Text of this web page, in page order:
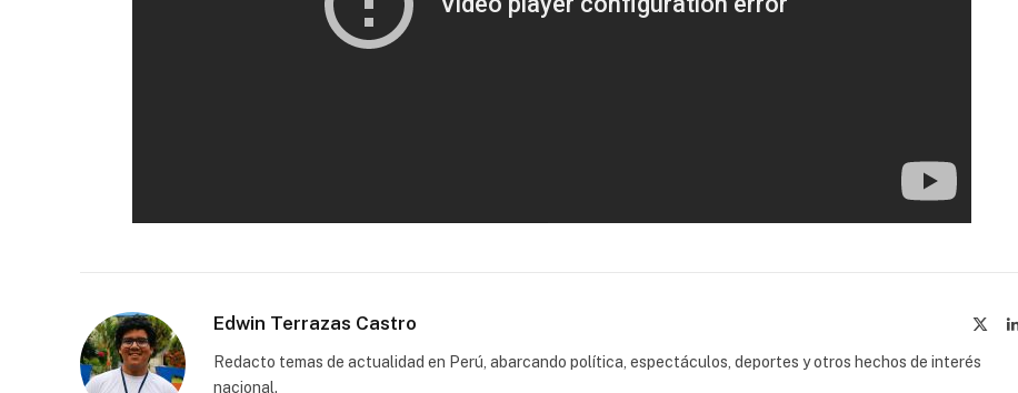
Edwin Terrazas Castro
Redacto temas de actualidad en Perú, abarcando política, espectáculos, deportes y otros hechos de interés
nacional.